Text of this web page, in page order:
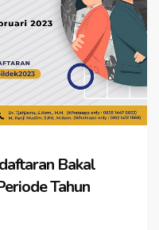
Bakal
Tahun